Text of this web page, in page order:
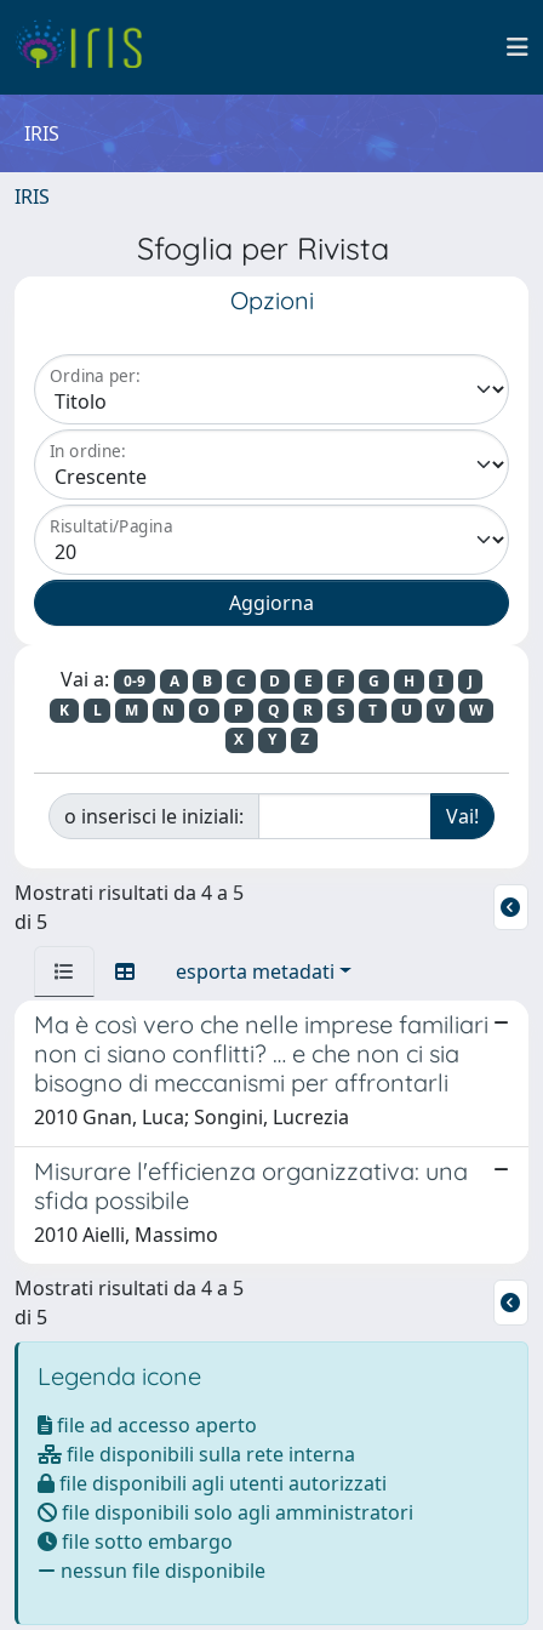
IRIS
IRIS
Sfoglia per Rivista
Opzioni
Ordina per:
In ordine:
Risultati/Pagina
Vai a: 0-9 A B C D E F G H I
J
K
L M N O P Q R S T U V
W
X
Y Z
o inserisci le iniziali:
Mostrati risultati da 4 a 5
di 5
esporta metadati
Ma è così vero che nelle imprese familiari
non ci siano conflitti? … e che non ci sia
bisogno di meccanismi per affrontarli
2010 Gnan, Luca; Songini, Lucrezia
Misurare l'efficienza organizzativa: una
sfida possibile
2010 Aielli, Massimo
Mostrati risultati da 4 a 5
di 5
Legenda icone
file ad accesso aperto
file disponibili sulla rete interna
file disponibili agli utenti autorizzati
file disponibili solo agli amministratori
file sotto embargo
nessun file disponibile